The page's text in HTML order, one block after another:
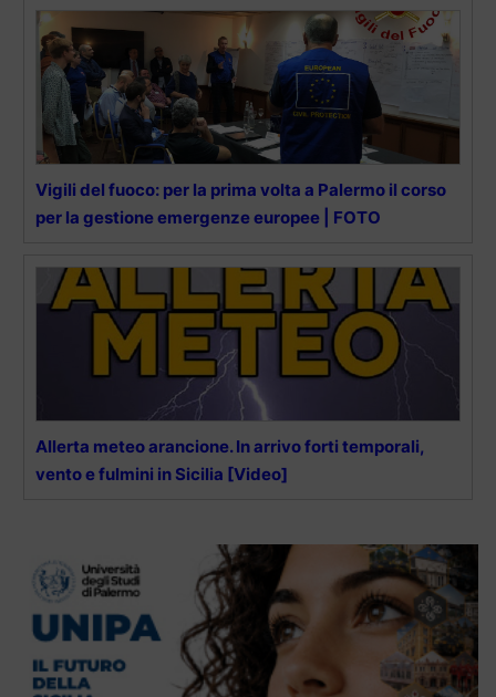
Vigili del fuoco: per la prima volta a Palermo il corso
per la gestione emergenze europee | FOTO
Allerta meteo arancione. In arrivo forti temporali,
vento e fulmini in Sicilia [Video]